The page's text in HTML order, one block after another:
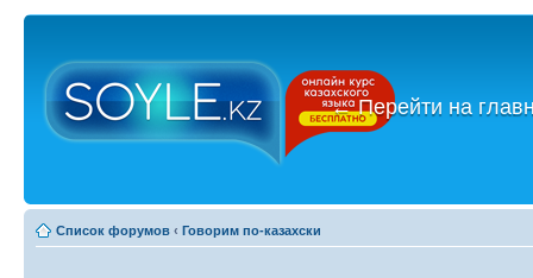
←Перейти на
Список форумов ‹ Говорим по-казахски